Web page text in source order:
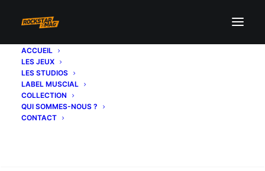
ACCUEIL
LES JEUX
LES STUDIOS
LABEL MUSCIAL
COLLECTION
QUI SOMMES-NOUS ?
CONTACT